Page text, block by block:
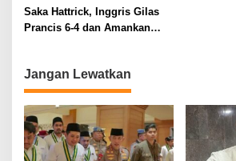
Wartawan dan Kemerdekaan
Pers
Saka Hattrick, Inggris Gilas
Prancis 6-4 dan Amankan
Jangan Lewatkan